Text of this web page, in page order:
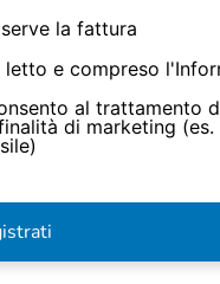
la fattura
letto e compreso
al trattamento
di marketing